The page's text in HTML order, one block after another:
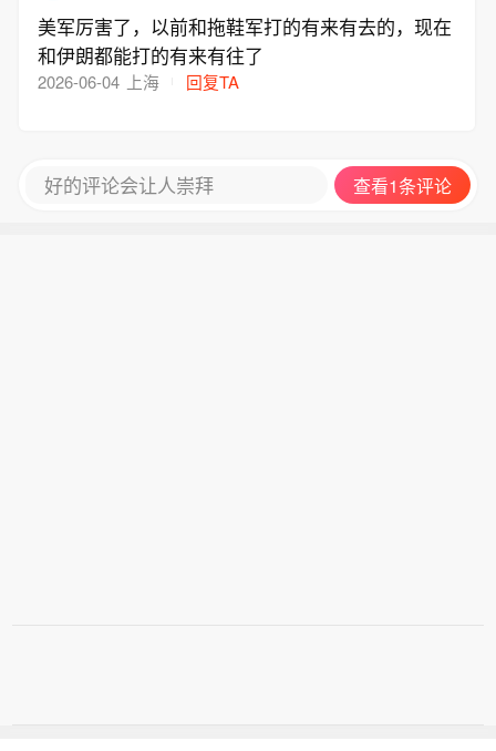
美军厉害了，以前和拖鞋军打的有来有去的，现在
和伊朗都能打的有来有往了
2026-06-04 上海 回复TA
好的评论会让人崇拜 查看1条评论